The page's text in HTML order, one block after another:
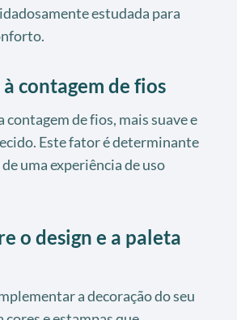
estudada para
contagem de fios
de fios, mais suave e
Este fator é determinante
uma experiência de uso
o design e a paleta
a decoração do seu